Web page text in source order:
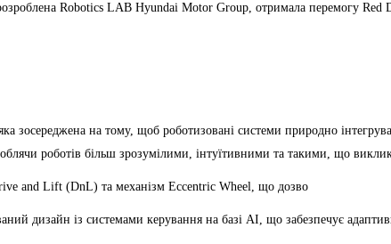
Robotics LAB Hyundai Motor Group, отримала перемогу
зосереджена на тому, щоб роботизовані системи природно
роботів більш зрозумілими, інтуїтивними та такими, що
and Lift (DnL) та механізм Eccentric Wheel, що дозво
дизайн із системами керування на базі AI, що забезпечує